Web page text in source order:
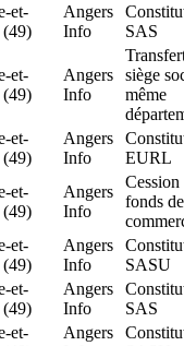
et-
Angers
Info
SAS
et-
Angers
Info
siège
même
et-
Angers
Info
EURL
et-
Angers
Info
Cession
fonds de
et-
Angers
Info
SASU
et-
Angers
Info
SAS
et-
Angers